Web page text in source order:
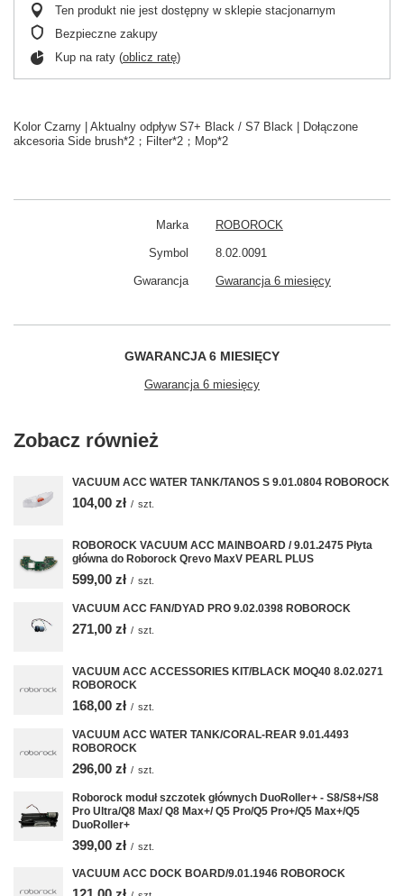
Ten produkt nie jest dostępny w sklepie stacjonarnym
Bezpieczne zakupy
Kup na raty (oblicz ratę)
Kolor Czarny | Aktualny odpływ S7+ Black / S7 Black | Dołączone
akcesoria Side brush*2；Filter*2；Mop*2
Marka ROBOROCK
Symbol 8.02.0091
Gwarancja Gwarancja 6 miesięcy
GWARANCJA 6 MIESIĘCY
Gwarancja 6 miesięcy
Zobacz również
VACUUM ACC WATER TANK/TANOS S 9.01.0804 ROBOROCK
104,00 zł / szt.
ROBOROCK VACUUM ACC MAINBOARD / 9.01.2475 Płyta
główna do Roborock Qrevo MaxV PEARL PLUS
599,00 zł / szt.
VACUUM ACC FAN/DYAD PRO 9.02.0398 ROBOROCK
271,00 zł / szt.
VACUUM ACC ACCESSORIES KIT/BLACK MOQ40 8.02.0271
ROBOROCK
168,00 zł / szt.
VACUUM ACC WATER TANK/CORAL-REAR 9.01.4493
ROBOROCK
296,00 zł / szt.
Roborock moduł szczotek głównych DuoRoller+ - S8/S8+/S8
Pro Ultra/Q8 Max/ Q8 Max+/ Q5 Pro/Q5 Pro+/Q5 Max+/Q5
DuoRoller+
399,00 zł / szt.
VACUUM ACC DOCK BOARD/9.01.1946 ROBOROCK